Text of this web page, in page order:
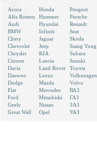
Acura
Alfa Romeo
Audi
BMW
Chery
Chevrolet
Chrysler
Citroen
Dacia
Daewoo
Dodge
Fiat
Ford
Geely
Great Wall
Honda
Hummer
Hyundai
Infiniti
Jaguar
Jeep
KIA
Lancia
Land Rover
Lexus
Mazda
Mercedes
Mitsubishi
Nissan
Opel
Peugeot
Porsche
Renault
Seat
Skoda
Ssang Yong
Subaru
Suzuki
Toyota
Volkswagen
Volvo
ВАЗ
ГАЗ
ЗАЗ
УАЗ